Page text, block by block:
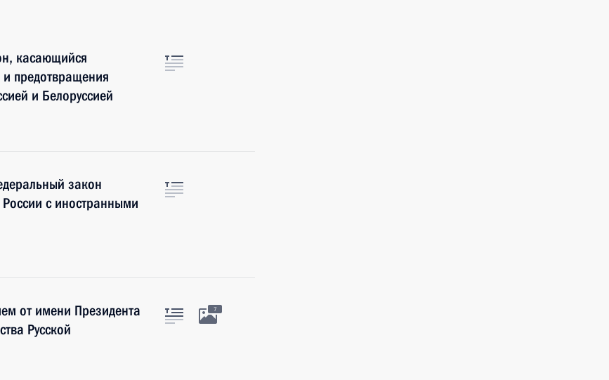
касающийся
предотвращения
и Белоруссией
закон
России с иностранными
от имени Президента
Русской
7